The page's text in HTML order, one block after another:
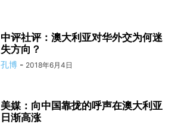
中评社评：澳大利亚对华外交为何迷
失方向？
孔博 - 2018年6月4日
美媒：向中国靠拢的呼声在澳大利亚
日渐高涨